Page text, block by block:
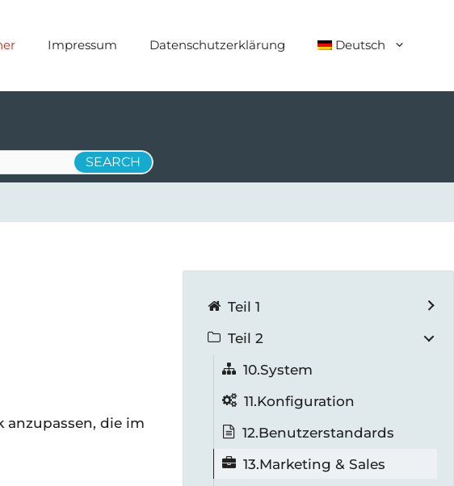
Impressum Datenschutzerklärung Deutsch
anzupassen, die im
Teil 1
Teil 2
10.System
11.Konfiguration
12.Benutzerstandards
13.Marketing & Sales